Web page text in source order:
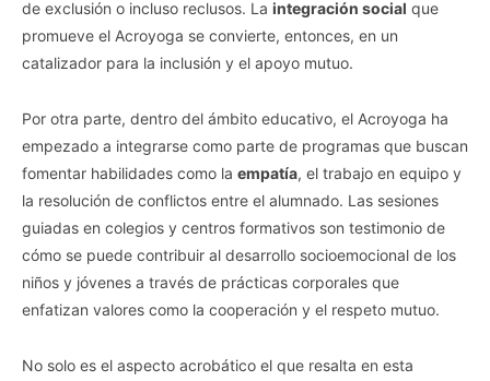
de exclusión o incluso reclusos. La integración social que
promueve el Acroyoga se convierte, entonces, en un
catalizador para la inclusión y el apoyo mutuo.
Por otra parte, dentro del ámbito educativo, el Acroyoga ha
empezado a integrarse como parte de programas que buscan
fomentar habilidades como la empatía, el trabajo en equipo y
la resolución de conflictos entre el alumnado. Las sesiones
guiadas en colegios y centros formativos son testimonio de
cómo se puede contribuir al desarrollo socioemocional de los
niños y jóvenes a través de prácticas corporales que
enfatizan valores como la cooperación y el respeto mutuo.
No solo es el aspecto acrobático el que resalta en esta